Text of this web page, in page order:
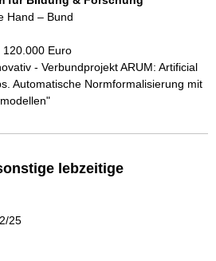
Hand – Bund
120.000 Euro
- Verbundprojekt ARUM: Artificial
Automatische Normformalisierung mit
lebzeitige
25